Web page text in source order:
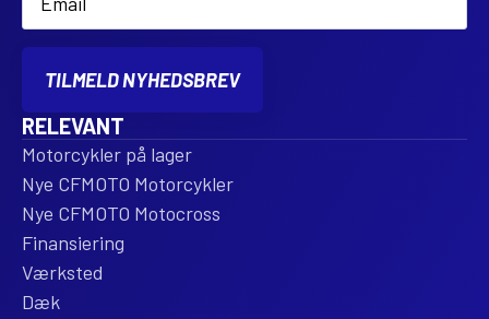
TILMELD NYHEDSBREV
RELEVANT
Motorcykler på lager
Nye CFMOTO Motorcykler
Nye CFMOTO Motocross
Finansiering
Værksted
Dæk